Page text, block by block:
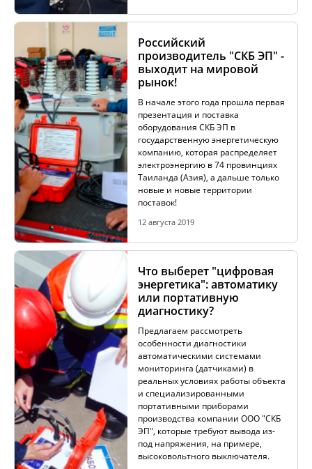
ТРАССОПОИСКОВОЕ УСТРОЙСТВО И
ИДЕНТИФИКАТОРЫ НИЗКОВОЛЬТНОЙ СЕТИ
ДОПОЛНИТЕЛЬНОЕ ОБОРУДОВАНИЕ
АРХИВ
ПОДОБРАТЬ ПРИБОР
КАТАЛОГ
АКЦИИ
ОБУЧЕНИЕ
Российский
производитель "СКБ ЭП" -
выходит на мировой
рынок!
В начале этого года прошла первая
презентация и поставка
оборудования СКБ ЭП в
государственную энергетическую
компанию, которая распределяет
электроэнергию в 74 провинциях
Таиланда (Азия), а дальше только
новые и новые территории
поставок!
12 августа 2019
Что выберет "цифровая
энергетика": автоматику
или портативную
диагностику?
Предлагаем рассмотреть
особенности диагностики
автоматическими системами
мониторинга (датчиками) в
реальных условиях работы объекта
и специализированными
портативными приборами
производства компании ООО "СКБ
ЭП", которые требуют вывода из-
под напряжения, на примере,
высоковольтного выключателя.